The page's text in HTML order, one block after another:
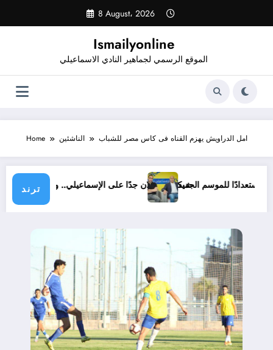
content
8 August، 2026
Ismailyonline
الموقع الرسمي لجماهير النادي الاسماعيلي
Home الناشئين امل الدراويش يهزم القناه فى كاس مصر للشباب
ترند
شيكابالا: زعلان جدًا على الإسماعيلي..حتى الآن استعدادًا للموسم الجديد